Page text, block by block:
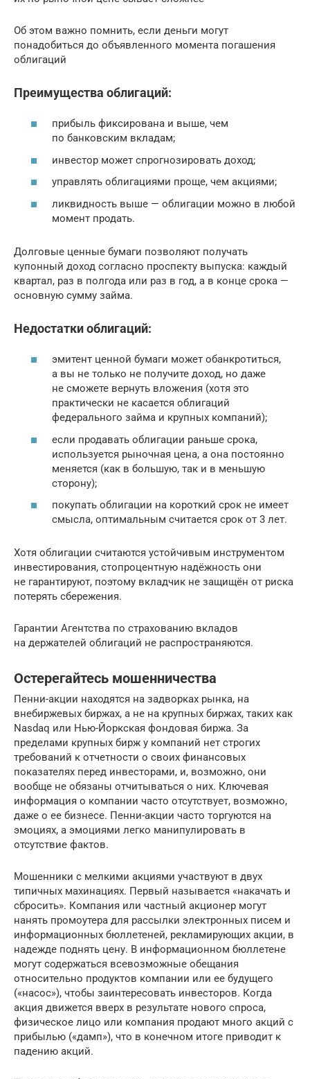
Об этом важно помнить, если деньги могут
понадобиться до объявленного момента погашения
облигаций
Преимущества облигаций:
прибыль фиксирована и выше, чем
по банковским вкладам;
инвестор может спрогнозировать доход;
управлять облигациями проще, чем акциями;
ликвидность выше — облигации можно в любой
момент продать.
Долговые ценные бумаги позволяют получать
купонный доход согласно проспекту выпуска: каждый
квартал, раз в полгода или раз в год, а в конце срока —
основную сумму займа.
Недостатки облигаций:
эмитент ценной бумаги может обанкротиться,
а вы не только не получите доход, но даже
не сможете вернуть вложения (хотя это
практически не касается облигаций
федерального займа и крупных компаний);
если продавать облигации раньше срока,
используется рыночная цена, а она постоянно
меняется (как в большую, так и в меньшую
сторону);
покупать облигации на короткий срок не имеет
смысла, оптимальным считается срок от 3 лет.
Хотя облигации считаются устойчивым инструментом
инвестирования, стопроцентную надёжность они
не гарантируют, поэтому вкладчик не защищён от риска
потерять сбережения.
Гарантии Агентства по страхованию вкладов
на держателей облигаций не распространяются.
Остерегайтесь мошенничества
Пенни-акции находятся на задворках рынка, на
внебиржевых биржах, а не на крупных биржах, таких как
Nasdaq или Нью-Йоркская фондовая биржа. За
пределами крупных бирж у компаний нет строгих
требований к отчетности о своих финансовых
показателях перед инвесторами, и, возможно, они
вообще не обязаны отчитываться о них. Ключевая
информация о компании часто отсутствует, возможно,
даже о ее бизнесе. Пенни-акции часто торгуются на
эмоциях, а эмоциями легко манипулировать в
отсутствие фактов.
Мошенники с мелкими акциями участвуют в двух
типичных махинациях. Первый называется «накачать и
сбросить». Компания или частный акционер могут
нанять промоутера для рассылки электронных писем и
информационных бюллетеней, рекламирующих акции, в
надежде поднять цену. В информационном бюллетене
могут содержаться всевозможные обещания
относительно продуктов компании или ее будущего
(«насос»), чтобы заинтересовать инвесторов. Когда
акция движется вверх в результате нового спроса,
физическое лицо или компания продают много акций с
прибылью («дамп»), что в конечном итоге приводит к
падению акций.